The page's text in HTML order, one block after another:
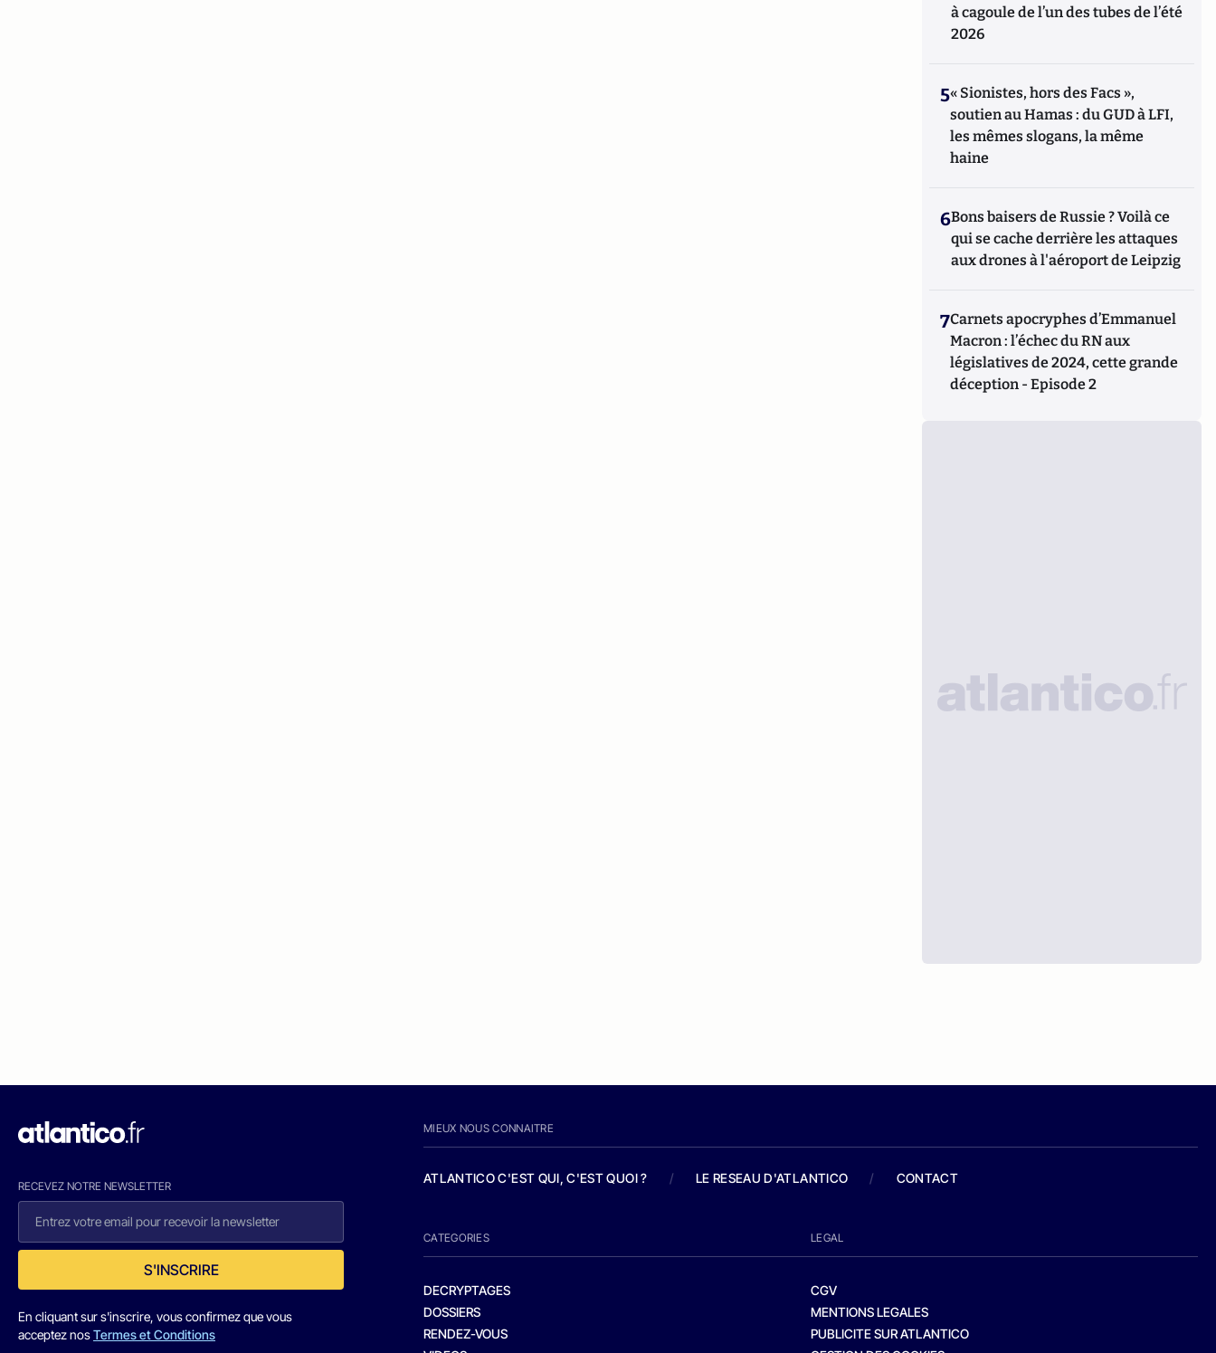
à cagoule de l’un des tubes de l’été
2026
5« Sionistes, hors des Facs »,
soutien au Hamas : du GUD à LFI,
les mêmes slogans, la même
haine
6Bons baisers de Russie ? Voilà ce
qui se cache derrière les attaques
aux drones à l'aéroport de Leipzig
7Carnets apocryphes d’Emmanuel
Macron : l’échec du RN aux
législatives de 2024, cette grande
déception - Episode 2
RECEVEZ NOTRE NEWSLETTER
S'INSCRIRE
En cliquant sur s'inscrire, vous confirmez que vous
acceptez nosTermes et Conditions
MIEUX NOUS CONNAITRE
ATLANTICO C'EST QUI, C'EST QUOI ? / LE RESEAU D'ATLANTICO / CONTACT
CATEGORIES
DECRYPTAGES
DOSSIERS
RENDEZ-VOUS
LEGAL
CGV
MENTIONS LEGALES
PUBLICITE SUR ATLANTICO